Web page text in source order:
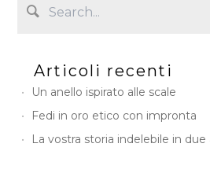
Articoli recenti
Un anello ispirato alle scale
Fedi in oro etico con impronta
La vostra storia indelebile in